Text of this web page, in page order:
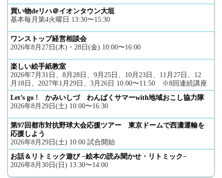
買い物deリハ＠イオンタウン大垣
基本毎月第4火曜日 13:30〜15:30
ワンストップ経営相談会
2026年8月27日(木)・28日(金) 10:00〜16:00
楽しい絵手紙教室
2026年7月31日、8月28日、9月25日、10月23日、11月27日、12
月18日、2027年1月29日、3月26日 10:00〜11:50 ※8回連続講座
Let’s go ! かみいしづ わんぱくサマーwith地域おこし協力隊
2026年8月29日(土) 10:00〜16:30
第97回都市対抗野球大会応援ツアー 東京ドームで西濃運輸を
応援しよう
2026年8月29日(土) 10:00 試合開始
お話＆リトミック遊び −絵本の読み聞かせ・リトミック−
2026年8月30日(日) 13:30〜14:00